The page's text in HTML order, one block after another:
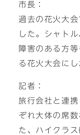
市長：
過去の花火大
した。シャト
障害のある方
る花火大会に
記者：
旅行会社と連
ぞれ大体の席
た、ハイクラ